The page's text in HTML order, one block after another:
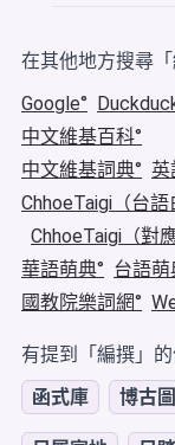
在其他地方搜尋「
Google
中文維基百科
中文維基詞典
英
ChhoeTaigi（台語
ChhoeTaigi（對
華語萌典
台語萌
國教院樂詞網
有提到「編撰」的
函式庫
博古